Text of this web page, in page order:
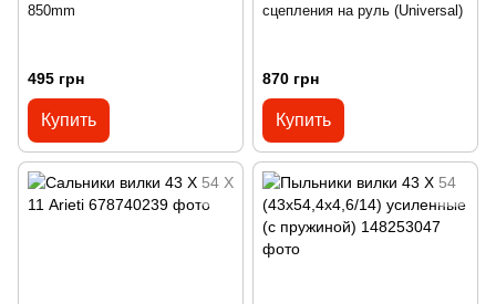
850mm
495 грн
Купить
сцепления на руль (Universal)
870 грн
Купить